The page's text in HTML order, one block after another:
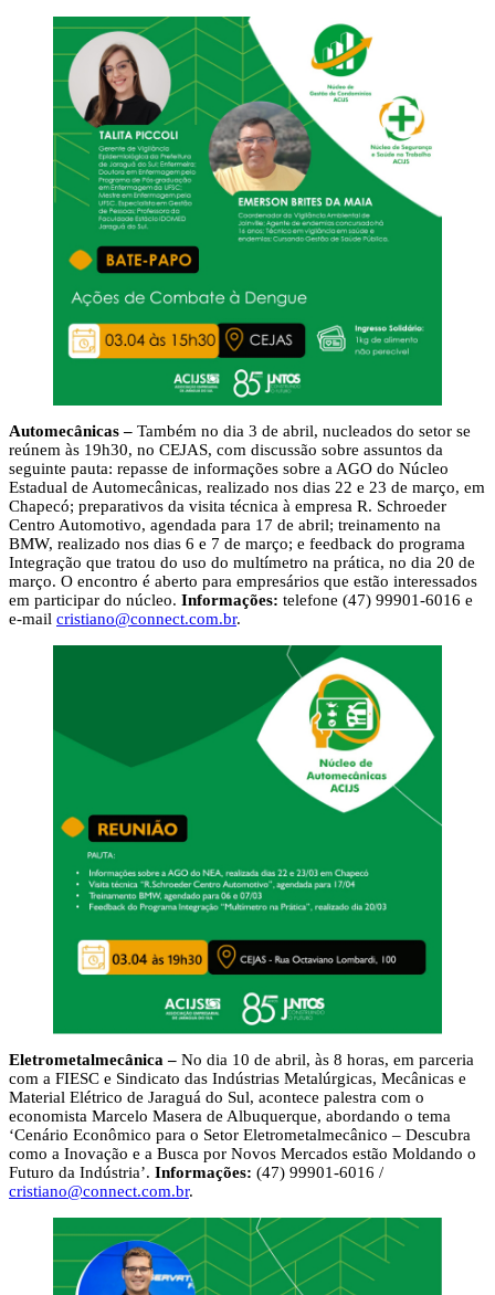
Automecânicas – Também no dia 3 de abril, nucleados do setor se
reúnem às 19h30, no CEJAS, com discussão sobre assuntos da
seguinte pauta: repasse de informações sobre a AGO do Núcleo
Estadual de Automecânicas, realizado nos dias 22 e 23 de março, em
Chapecó; preparativos da visita técnica à empresa R. Schroeder
Centro Automotivo, agendada para 17 de abril; treinamento na
BMW, realizado nos dias 6 e 7 de março; e feedback do programa
Integração que tratou do uso do multímetro na prática, no dia 20 de
março. O encontro é aberto para empresários que estão interessados
em participar do núcleo. Informações: telefone (47) 99901-6016 e
e-mail cristiano@connect.com.br.
Eletrometalmecânica – No dia 10 de abril, às 8 horas, em parceria
com a FIESC e Sindicato das Indústrias Metalúrgicas, Mecânicas e
Material Elétrico de Jaraguá do Sul, acontece palestra com o
economista Marcelo Masera de Albuquerque, abordando o tema
‘Cenário Econômico para o Setor Eletrometalmecânico – Descubra
como a Inovação e a Busca por Novos Mercados estão Moldando o
Futuro da Indústria’. Informações: (47) 99901-6016 /
cristiano@connect.com.br.